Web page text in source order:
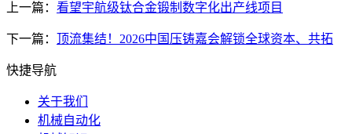
上一篇： 看望宇航级钛合金锻制数字化出产线项目
下一篇： 顶流集结！2026中国压铸嘉会解锁全球资本、共拓
快捷导航
关于我们
机械自动化